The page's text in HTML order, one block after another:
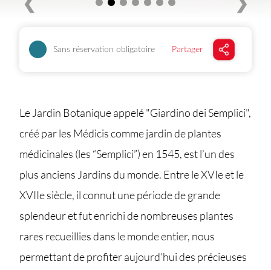
❮ ❯
Sans réservation obligatoire Partager
Le Jardin Botanique appelé "Giardino dei Semplici",
créé par les Médicis comme jardin de plantes
médicinales (les “Semplici”) en 1545, est l’un des
plus anciens Jardins du monde. Entre le XVIe et le
XVIIe siècle, il connut une période de grande
splendeur et fut enrichi de nombreuses plantes
rares recueillies dans le monde entier, nous
permettant de profiter aujourd’hui des précieuses